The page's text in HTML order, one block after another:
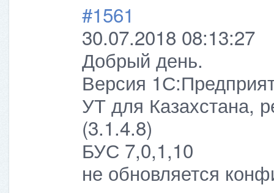
#1561
30.07.2018 08:13:27
Добрый день.
Версия
УТ для Казахстана,
(3.1.4.8)
БУС 7,0,1,10
не обновляется